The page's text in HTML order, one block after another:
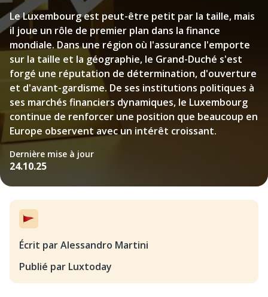
Le Luxembourg est peut-être petit par la taille, mais
il joue un rôle de premier plan dans la finance
mondiale. Dans une région où l'assurance l'emporte
sur la taille et la géographie, le Grand-Duché s'est
forgé une réputation de détermination, d'ouverture
et d'avant-gardisme. De ses institutions politiques à
ses marchés financiers dynamiques, le Luxembourg
continue de renforcer une position que beaucoup en
Europe observent avec un intérêt croissant.
Dernière mise à jour
24.10.25
Écrit par Alessandro Martini
Publié par Luxtoday